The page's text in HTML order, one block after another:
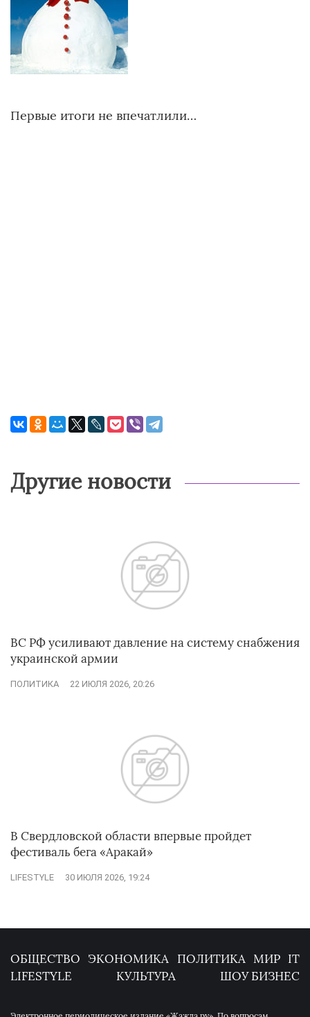
Первые итоги не впечатлили…
Другие новости
ВС РФ усиливают давление на систему снабжения
украинской армии
ПОЛИТИКА 22 ИЮЛЯ 2026, 20:26
В Свердловской области впервые пройдет
фестиваль бега «Аракай»
LIFESTYLE 30 ИЮЛЯ 2026, 19:24
ОБЩЕСТВО ЭКОНОМИКА ПОЛИТИКА МИР IT
LIFESTYLE
КУЛЬТУРА ШОУ БИЗНЕС